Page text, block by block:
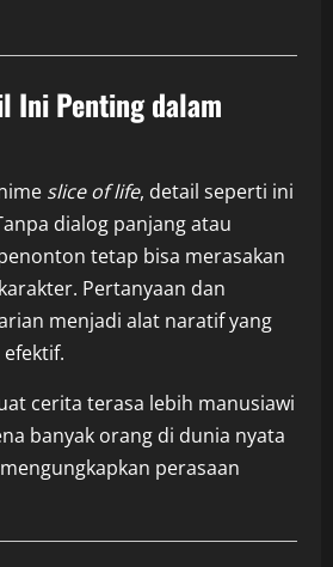
Ini Penting dalam
slice of life, detail seperti ini
dialog panjang atau
tetap bisa merasakan
Pertanyaan dan
menjadi alat naratif yang
cerita terasa lebih manusiawi
banyak orang di dunia nyata
perasaan